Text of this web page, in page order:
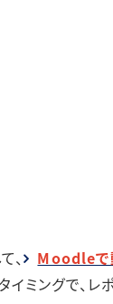
、 Moodleで
ミングで、レ